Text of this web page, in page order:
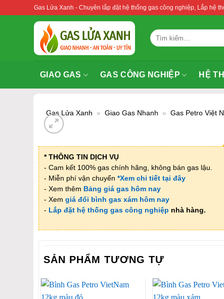
Gas Lửa Xanh - Chuyên lắp đặt hệ thống gas công nghiệp, Lắp hệ
Tìm
kiếm:
GIAO GAS GAS CÔNG NGHIỆP HỆ
Gas Lửa Xanh » Giao Gas Nhanh » Gas Petro Việt
* THÔNG TIN DỊCH VỤ
- Cam kết 100% gas chính hãng, không bán gas lậu.
- Miễn phí vận chuyển *Xem chi tiết tại đây
- Xem thêm Bảng giá gas hôm nay
- Xem giá đổi bình gas xám hôm nay
- Lắp đặt hệ thống gas công nghiệp nhà hàng.
SẢN PHẨM TƯƠNG TỰ